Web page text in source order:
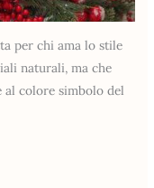
per chi ama lo stile
naturali, ma che
al colore simbolo del